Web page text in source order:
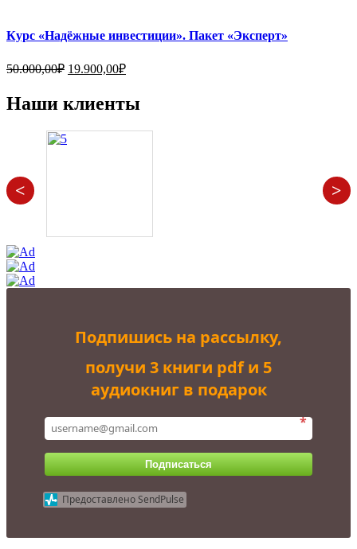
Курс «Надёжные инвестиции». Пакет «Эксперт»
50.000,00₽ Первоначальная
50.000,00₽.
19.900,00₽Текущая
Наши клиенты
< >
Подпишись на рассылку,
получи 3 книги pdf и 5
аудиокниг в подарок
*
Подписаться
Предоставлено SendPulse